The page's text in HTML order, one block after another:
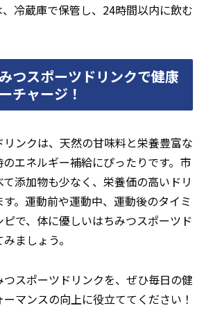
冷蔵庫で保管し、24時間以内に飲む
つスポーツドリンクで健康
チャージ！
ンクは、天然の甘味料と栄養豊富な
エネルギー補給にぴったりです。市
添加物も少なく、栄養価の高いドリ
。運動前や運動中、運動後のタイミ
で、体に優しいはちみつスポーツド
ましょう。
スポーツドリンクを、ぜひ毎日の健
マンスの向上に役立ててください！